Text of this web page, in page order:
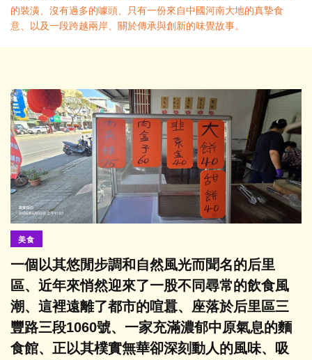
的裝潢、沒有過多的噱頭、只有一份來自中國河南大地的真摯食
意、以及一段跨越兩岸、關於傳承與創新的味覺故事。
美食
一個以其悠閒步調和自然風光而聞名的后里
區、近年來悄然迎來了一股不同尋常的飲食風
潮、這裡遠離了都市的喧囂、座落於后里區三
豐路三段1060號、一家充滿濃郁中原氣息的麵
食館、正以其樸實無華卻深刻動人的風味、吸